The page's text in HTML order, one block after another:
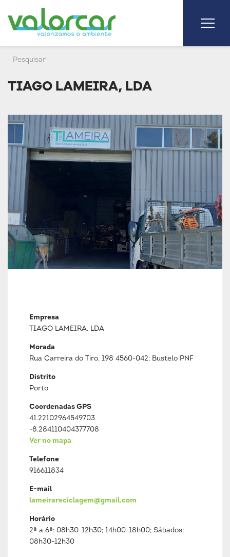
TIAGO LAMEIRA, LDA
Empresa
TIAGO LAMEIRA, LDA
Morada
Rua Carreira do Tiro, 198 4560-042; Bustelo PNF
Distrito
Porto
Coordenadas GPS
41.22102964549703
-8.284110404377708
Ver no mapa
Telefone
916611834
E-mail
lameirareciclagem@gmail.com
Horário
2ª a 6ª: 08h30-12h30; 14h00-18h00; Sábados:
08h30-12h30